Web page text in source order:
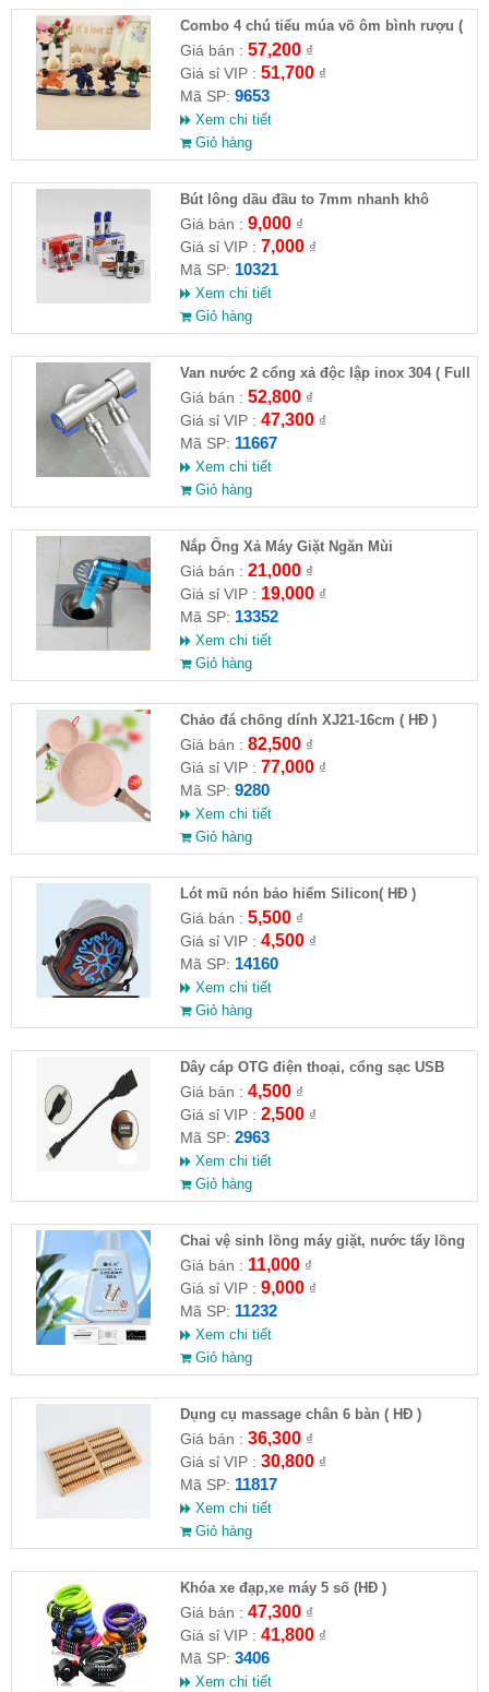
Combo 4 chú tiểu múa võ ôm bình rượu (
HĐ )
Giá bán : 57,200₫
Giá sỉ VIP : 51,700₫
Mã SP: 9653
Xem chi tiết
Giỏ hàng
Bút lông dầu đầu to 7mm nhanh khô
Giá bán : 9,000₫
Giá sỉ VIP : 7,000₫
Mã SP: 10321
Xem chi tiết
Giỏ hàng
Van nước 2 cổng xả độc lập inox 304 ( Full
VAT )
Giá bán : 52,800₫
Giá sỉ VIP : 47,300₫
Mã SP: 11667
Xem chi tiết
Giỏ hàng
Nắp Ống Xả Máy Giặt Ngăn Mùi
Giá bán : 21,000₫
Giá sỉ VIP : 19,000₫
Mã SP: 13352
Xem chi tiết
Giỏ hàng
Chảo đá chống dính XJ21-16cm ( HĐ )
Giá bán : 82,500₫
Giá sỉ VIP : 77,000₫
Mã SP: 9280
Xem chi tiết
Giỏ hàng
Lót mũ nón bảo hiểm Silicon( HĐ )
Giá bán : 5,500₫
Giá sỉ VIP : 4,500₫
Mã SP: 14160
Xem chi tiết
Giỏ hàng
Dây cáp OTG điện thoại, cổng sạc USB
Giá bán : 4,500₫
Giá sỉ VIP : 2,500₫
Mã SP: 2963
Xem chi tiết
Giỏ hàng
Chai vệ sinh lồng máy giặt, nước tẩy lồng
máy giặt CLEANING FLUID
Giá bán : 11,000₫
Giá sỉ VIP : 9,000₫
Mã SP: 11232
Xem chi tiết
Giỏ hàng
Dụng cụ massage chân 6 bàn ( HĐ )
Giá bán : 36,300₫
Giá sỉ VIP : 30,800₫
Mã SP: 11817
Xem chi tiết
Giỏ hàng
Khóa xe đạp,xe máy 5 số (HĐ )
Giá bán : 47,300₫
Giá sỉ VIP : 41,800₫
Mã SP: 3406
Xem chi tiết